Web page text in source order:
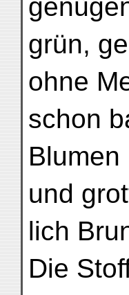
grün,
ohne
schon
Blumen
und
lich
Die